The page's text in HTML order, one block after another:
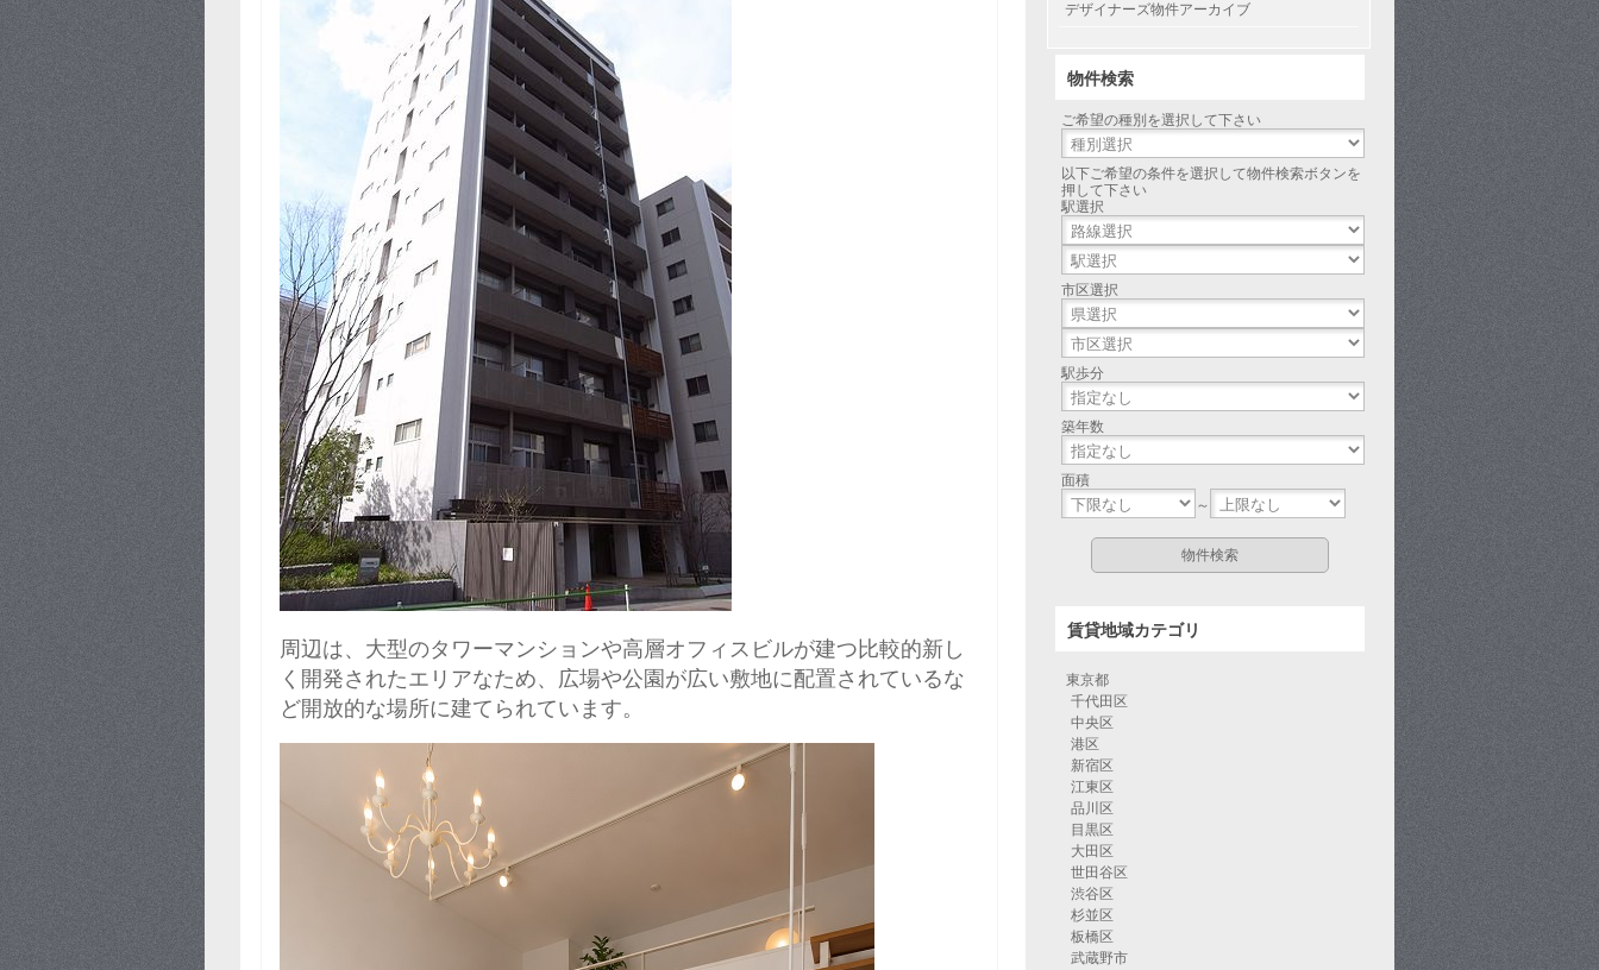
周辺は、大型のタワーマンションや高層オフィスビルが建つ比較的新し
く開発されたエリアなため、広場や公園が広い敷地に配置されているな
ど開放的な場所に建てられています。
デザイナーズ物件アーカイブ
物件検索
ご希望の種別を選択して下さい
以下ご希望の条件を選択して物件検索ボタンを
押して下さい
駅選択
市区選択
駅歩分
築年数
面積
～
賃貸地域カテゴリ
東京都
千代田区
中央区
港区
新宿区
江東区
品川区
目黒区
大田区
世田谷区
渋谷区
杉並区
板橋区
武蔵野市